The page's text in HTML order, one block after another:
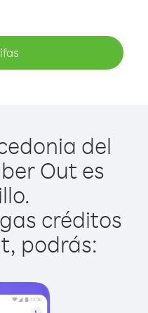
del
Out es
créditos
podrás: